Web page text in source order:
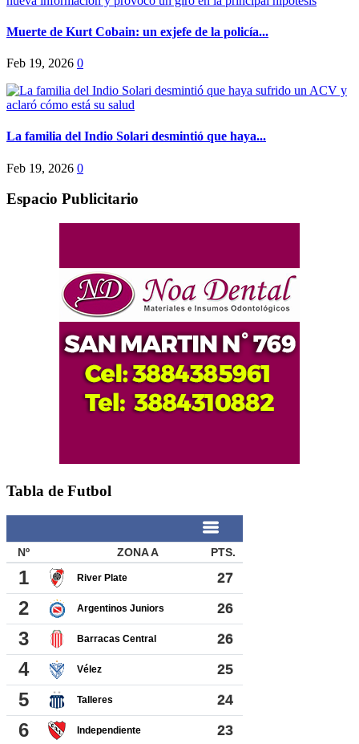
Muerte de Kurt Cobain: un exjefe de la policía...
Feb 19, 2026 0
La familia del Indio Solari desmintió que haya...
Feb 19, 2026 0
Espacio Publicitario
Tabla de Futbol